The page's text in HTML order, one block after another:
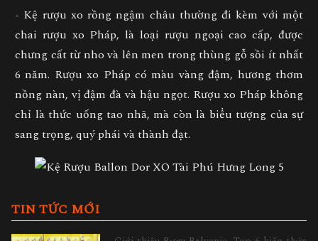
- Kệ rượu xo rồng ngậm châu thường đi kèm với một
chai rượu xo Pháp, là loại rượu ngoại cao cấp, được
chưng cất từ nho và lên men trong thùng gỗ sồi ít nhất
6 năm. Rượu xo Pháp có màu vàng đậm, hương thơm
nồng nàn, vị đậm đà và hậu ngọt. Rượu xo Pháp không
chỉ là thức uống tao nhã, mà còn là biểu tượng của sự
sang trọng, quý phái và thành đạt.
TIN TỨC MỚI